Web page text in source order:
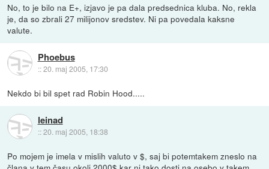
No, to je bilo na E+, izjavo je pa dala predsednica kluba. No, rekla
je, da so zbrali 27 milijonov sredstev. Ni pa povedala kaksne
valute.
Phoebus
::20. maj 2005, 17:30
Nekdo bi bil spet rad Robin Hood.....
leinad
::20. maj 2005, 18:38
Po mojem je imela v mislih valuto v $, saj bi potemtakem zneslo na